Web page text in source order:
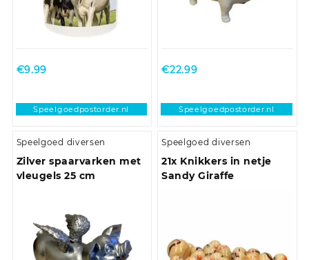
€9.99
Speelgoedpostorder.nl
€22.99
Speelgoedpostorder.nl
Speelgoed diversen
Zilver spaarvarken met
vleugels 25 cm
Speelgoed diversen
21x Knikkers in netje
Sandy Giraffe